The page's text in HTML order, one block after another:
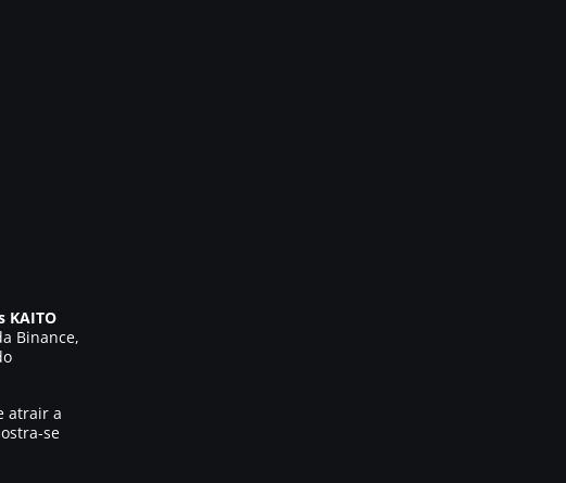
KAITO
Binance,
atrair a
se